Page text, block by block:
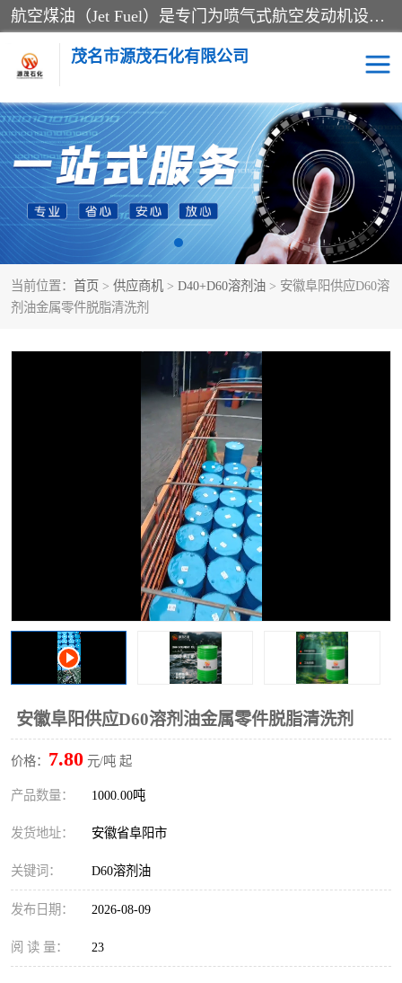
航空煤油（Jet Fuel）是专门为喷气式航空发动机设计的高纯度燃料，主要分为Jet A、Jet A-1和Jet B等类型。其特点是闪点高、低温流动性好，并添加了抗静电剂和抗氧化剂以确保飞行安全。航空煤油需
茂名市源茂石化有限公司
当前位置： 首页 > 供应商机 > D40+D60溶剂油 > 安徽阜阳供应D60溶
剂油金属零件脱脂清洗剂
安徽阜阳供应D60溶剂油金属零件脱脂清洗剂
价格： 7.80 元/吨 起
产品数量： 1000.00吨
发货地址： 安徽省阜阳市
关键词： D60溶剂油
发布日期： 2026-08-09
阅 读 量： 23
RP3航空煤油 D20+D30溶剂油
D40+D60溶剂油 D80+D100溶剂油
6号+120号溶剂油 260号溶剂油
异构烷烃 天然乳胶
46+68号化妆级白油